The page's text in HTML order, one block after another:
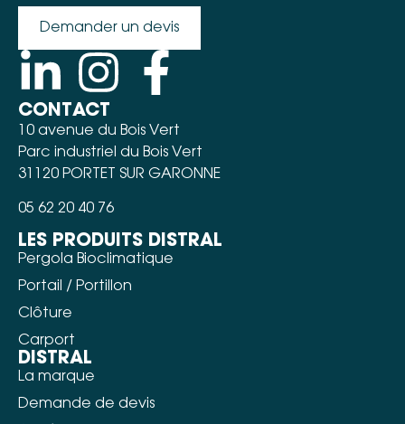
Demander un devis
CONTACT
10 avenue du Bois Vert
Parc industriel du Bois Vert
31120 PORTET SUR GARONNE
05 62 20 40 76
LES PRODUITS DISTRAL
Pergola Bioclimatique
Portail / Portillon
Clôture
Carport
DISTRAL
La marque
Demande de devis